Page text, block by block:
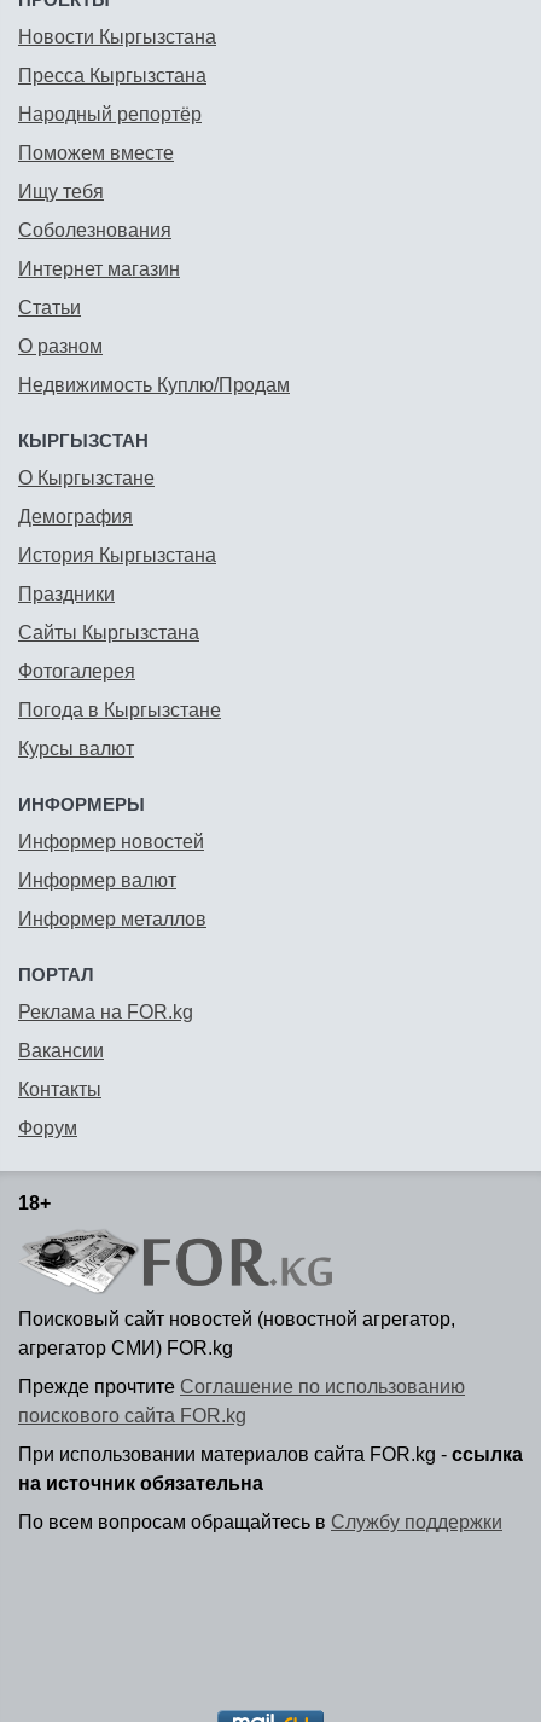
Новости Кыргызстана
Пресса Кыргызстана
Народный репортёр
Поможем вместе
Ищу тебя
Соболезнования
Интернет магазин
Статьи
О разном
Недвижимость Куплю/Продам
КЫРГЫЗСТАН
О Кыргызстане
Демография
История Кыргызстана
Праздники
Сайты Кыргызстана
Фотогалерея
Погода в Кыргызстане
Курсы валют
ИНФОРМЕРЫ
Информер новостей
Информер валют
Информер металлов
ПОРТАЛ
Реклама на FOR.kg
Вакансии
Контакты
Форум
18+
Поисковый сайт новостей (новостной агрегатор,
агрегатор СМИ) FOR.kg
Прежде прочтите Соглашение по использованию
поискового сайта FOR.kg
При использовании материалов сайта FOR.kg - ссылка
на источник обязательна
По всем вопросам обращайтесь в Службу поддержки